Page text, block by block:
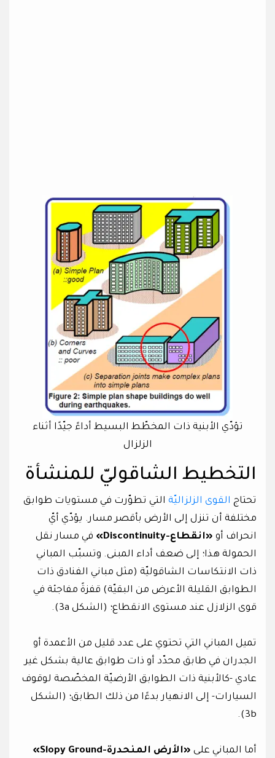
تؤدّي الأبنية ذات المخطّط البسيط أداءً جيّدًا أثناء
الزلزال
التخطيط الشاقوليّ للمنشأة
تحتاج القوى الزلزاليّة التي تطوّرت في مستويات طوابق
مختلفة أن تنزل إلى الأرض بأقصر مسار. يؤدّي أيّ
انحراف أو «انقطاع-Discontinuity»
في مسار نقل
الحمولة هذا؛ إلى ضعف أداء المبنى. وتسبّب المباني
ذات الانتكاسات الشاقوليّة (مثل مباني الفنادق ذات
الطوابق القليلة الأعرض من البقيّة) قفزةً مفاجئة في
قوى الزلازل عند مستوى الانقطاع؛ (الشكل 3a).
تميل المباني التي تحتوي على عدد قليل من الأعمدة أو
الجدران في طابق محدّد أو ذات طوابق عالية بشكل غير
عادي -كالأبنية ذات الطوابق الأرضيّة المخصّصة لوقوف
السيارات- إلى الانهيار بدءًا من ذلك الطابق؛ (الشكل
3b).
أما المباني على «الأرض المنحدرة-Slopy Ground»